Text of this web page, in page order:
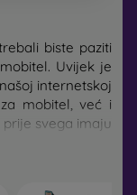
biste paziti
Uvijek je
internetskoj
mobitel, već i
svega imaju
i stražnjom